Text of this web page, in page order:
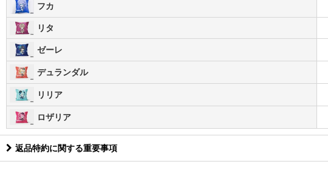
フカ
リタ
ゼーレ
デュランダル
リリア
ロザリア
返品特約に関する重要事項